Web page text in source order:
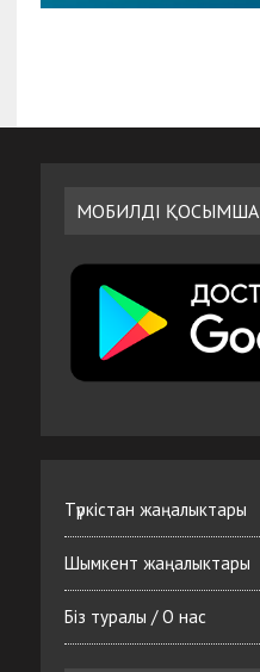
МОБИЛДІ ҚОСЫМША
Түркістан жаңалыктары
Шымкент жаңалыктары
Біз туралы / О нас